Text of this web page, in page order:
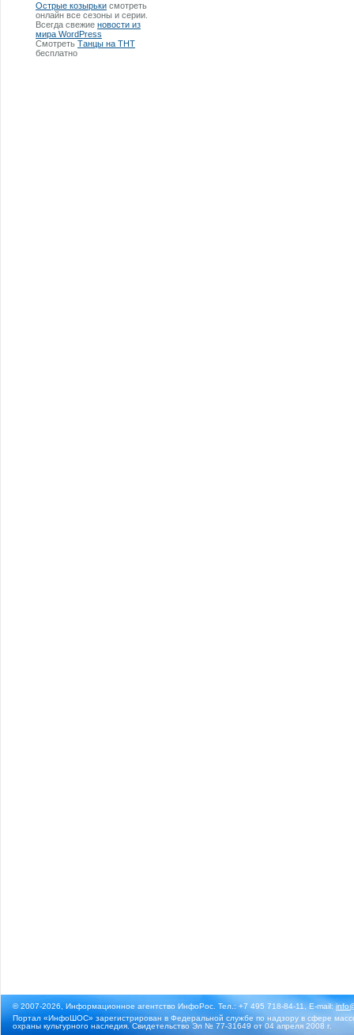
Острые козырьки смотреть
онлайн все сезоны и серии.
Всегда свежие новости из
мира WordPress
Смотреть Танцы на ТНТ
бесплатно
© 2007-2026, Информационное агентство ИнфоРос. Тел.: +7 495 718-84-11, E-mail:
Портал «ИнфоШОС» зарегистрирован в Федеральной службе по надзору в сфере
охраны культурного наследия. Свидетельство Эл № 77-31649 от 04 апреля 2008 г.